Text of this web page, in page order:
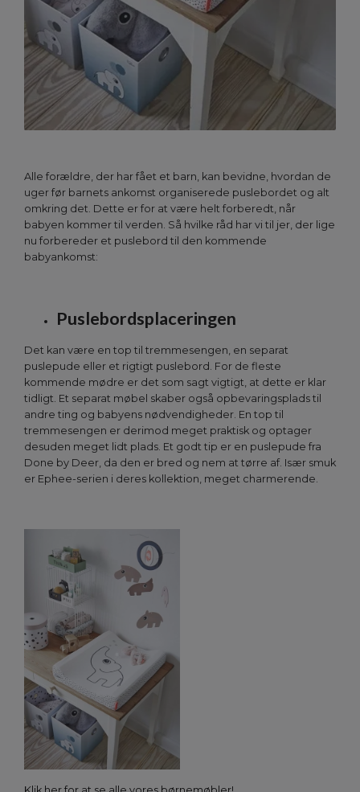
Alle forældre, der har fået et barn, kan bevidne, hvordan de
uger før barnets ankomst organiserede puslebordet og alt
omkring det. Dette er for at være helt forberedt, når
babyen kommer til verden. Så hvilke råd har vi til jer, der lige
nu forbereder et puslebord til den kommende
babyankomst:
Puslebordsplaceringen
Det kan være en top til tremmesengen, en separat
puslepude eller et rigtigt puslebord. For de fleste
kommende mødre er det som sagt vigtigt, at dette er klar
tidligt. Et separat møbel skaber også opbevaringsplads til
andre ting og babyens nødvendigheder. En top til
tremmesengen er derimod meget praktisk og optager
desuden meget lidt plads. Et godt tip er en puslepude fra
Done by Deer, da den er bred og nem at tørre af. Især smuk
er Ephee-serien i deres kollektion, meget charmerende.